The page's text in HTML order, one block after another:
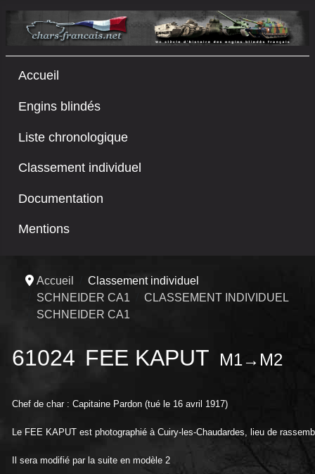
Accueil
Engins blindés
Liste chronologique
Classement individuel
Documentation
Mentions
Accueil
Classement individuel
SCHNEIDER CA1
CLASSEMENT INDIVIDUEL
SCHNEIDER CA1
61024 FEE KAPUT
Chef de char : Capitaine Pardon (tué le 16 avril 1917)
Le FEE KAPUT est photographié à Cuiry-les-Chaudardes, lieu de
Il sera modifié par la suite en modèle 2